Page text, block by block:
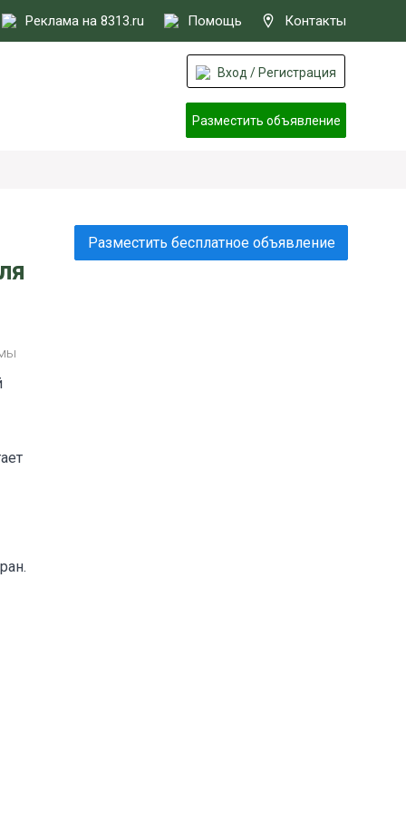
Реклама на 8313.ru Помощь Контакты
Вход / Регистрация
Разместить объявление
Разместить бесплатное объявление